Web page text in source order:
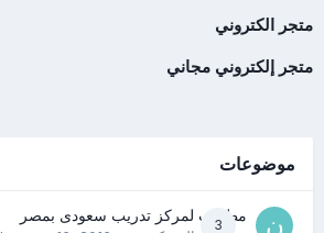
متجر الكتروني
متجر إلكتروني مجاني
موضوعات
3
مطلوب لمركز تدريب سعودى بمصر